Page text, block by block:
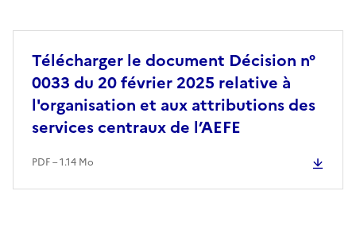
Télécharger le document Décision n°
0033 du 20 février 2025 relative à
l'organisation et aux attributions des
services centraux de l’AEFE
PDF – 1.14 Mo